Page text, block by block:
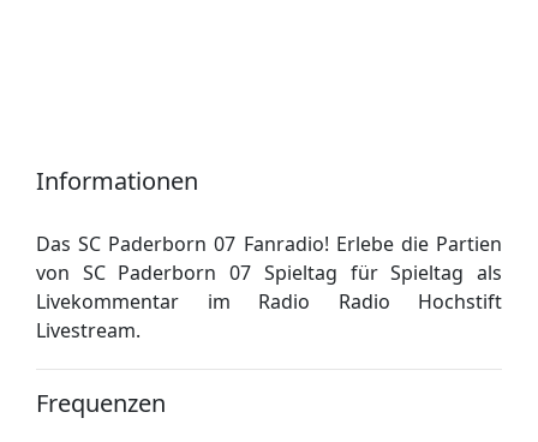
Informationen
Das SC Paderborn 07 Fanradio! Erlebe die Partien
von SC Paderborn 07 Spieltag für Spieltag als
Livekommentar im Radio Radio Hochstift
Livestream.
Frequenzen